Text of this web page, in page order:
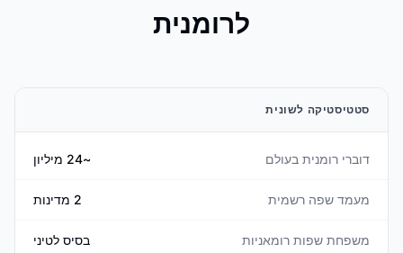
לרומנית
סטטיסטיקה לשונית
דוברי רומנית בעולם ~24 מיליון
מעמד שפה רשמית 2 מדינות
משפחת שפות רומאניות בסיס לטיני